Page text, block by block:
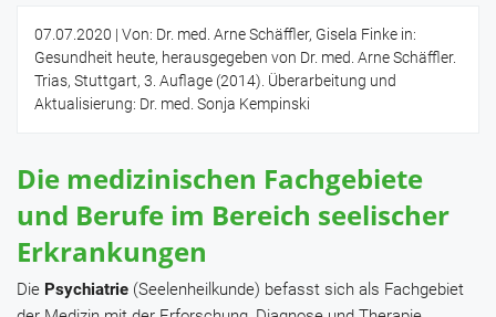
07.07.2020 | Von: Dr. med. Arne Schäffler, Gisela Finke in:
Gesundheit heute, herausgegeben von Dr. med. Arne Schäffler.
Trias, Stuttgart, 3. Auflage (2014). Überarbeitung und
Aktualisierung: Dr. med. Sonja Kempinski
Die medizinischen Fachgebiete
und Berufe im Bereich seelischer
Erkrankungen
Die Psychiatrie (Seelenheilkunde) befasst sich als Fachgebiet